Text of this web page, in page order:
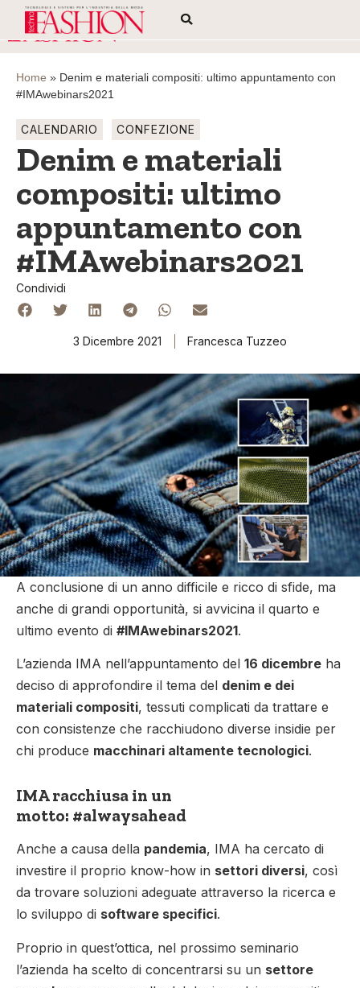
Home » Denim e materiali compositi: ultimo appuntamento con
#IMAwebinars2021
CALENDARIO CONFEZIONE
Denim e materiali
compositi: ultimo
appuntamento con
#IMAwebinars2021
Condividi
3 Dicembre 2021 Francesca Tuzzeo
A conclusione di un anno difficile e ricco di sfide, ma
anche di grandi opportunità, si avvicina il quarto e
ultimo evento di #IMAwebinars2021.
L’azienda IMA nell’appuntamento del 16 dicembre ha
deciso di approfondire il tema del denim e dei
materiali compositi, tessuti complicati da trattare e
con consistenze che racchiudono diverse insidie per
chi produce macchinari altamente tecnologici.
IMA racchiusa in un
motto: #alwaysahead
Anche a causa della pandemia, IMA ha cercato di
investire il proprio know-how in settori diversi, così
da trovare soluzioni adeguate attraverso la ricerca e
lo sviluppo di software specifici.
Proprio in quest’ottica, nel prossimo seminario
l’azienda ha scelto di concentrarsi su un settore